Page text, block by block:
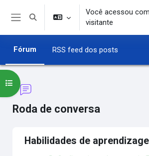
Ir para o conteúdo principal
Alternar entrada de pesquisa
Você acessou
visitante
Fórum RSS feed dos posts
Roda de conversa
Abrir índice do curso
Habilidades de